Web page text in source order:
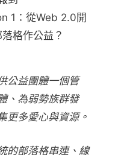
1：從Web 2.0開
格作公益？
公益團體一個管
、為弱勢族群發
更多愛心與資源。
的部落格串連、線